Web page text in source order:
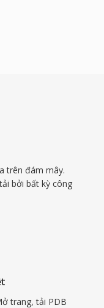
trên đám mây.
bởi bất kỳ công
trang, tải PDB